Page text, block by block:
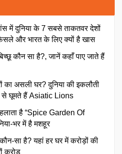
में दुनिया के 7 सबसे ताकतवर देशों
और भारत के लिए क्यों है खास
कौन सा है?, जानें कहाँ पाए जाते हैं
का असली घर? दुनिया की इकलौती
से घूमते हैं Asiatic Lions
है “Spice Garden Of
भर में है मशहूर
सा है? यहां हर घर में करोड़ों की
करोड़